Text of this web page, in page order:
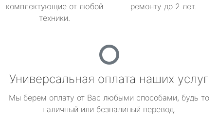
комплектующие от любой
техники.
ремонту до 2 лет.
Универсальная оплата наших услуг
Мы берем оплату от Вас любыми способами, будь то
наличный или безналиный перевод.